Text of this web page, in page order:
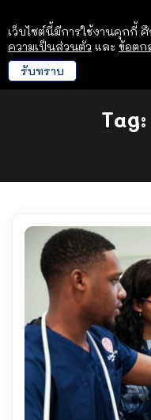
Tag:
เว็บไซต์นี้มีการใช้งานคุกกี้ ศึ
ความเป็นส่วนตัว และ ข้อตก
รับทราบ